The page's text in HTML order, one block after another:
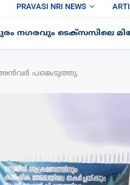
PRAVASI NRI NEWS
നഗരവും ടെക്‌സസിലെ
അൻവർ പങ്കെടുത്തു.